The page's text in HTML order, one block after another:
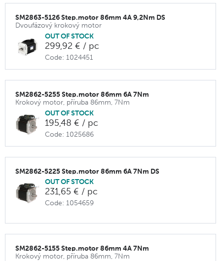
SM2863-5126 Step.motor 86mm 4A 9,2Nm DS
Dvoufázový krokový motor
OUT OF STOCK
299,92 € / pc
Code: 1024451
SM2862-5255 Step.motor 86mm 6A 7Nm
Krokový motor, příruba 86mm, 7Nm
OUT OF STOCK
195,48 € / pc
Code: 1025686
SM2862-5225 Step.motor 86mm 6A 7Nm DS
OUT OF STOCK
231,65 € / pc
Code: 1054659
SM2862-5155 Step.motor 86mm 4A 7Nm
Krokový motor, příruba 86mm, 7Nm